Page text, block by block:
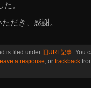
。
だき、感謝。
is filed under 旧URL記事 . You
a response , or trackback